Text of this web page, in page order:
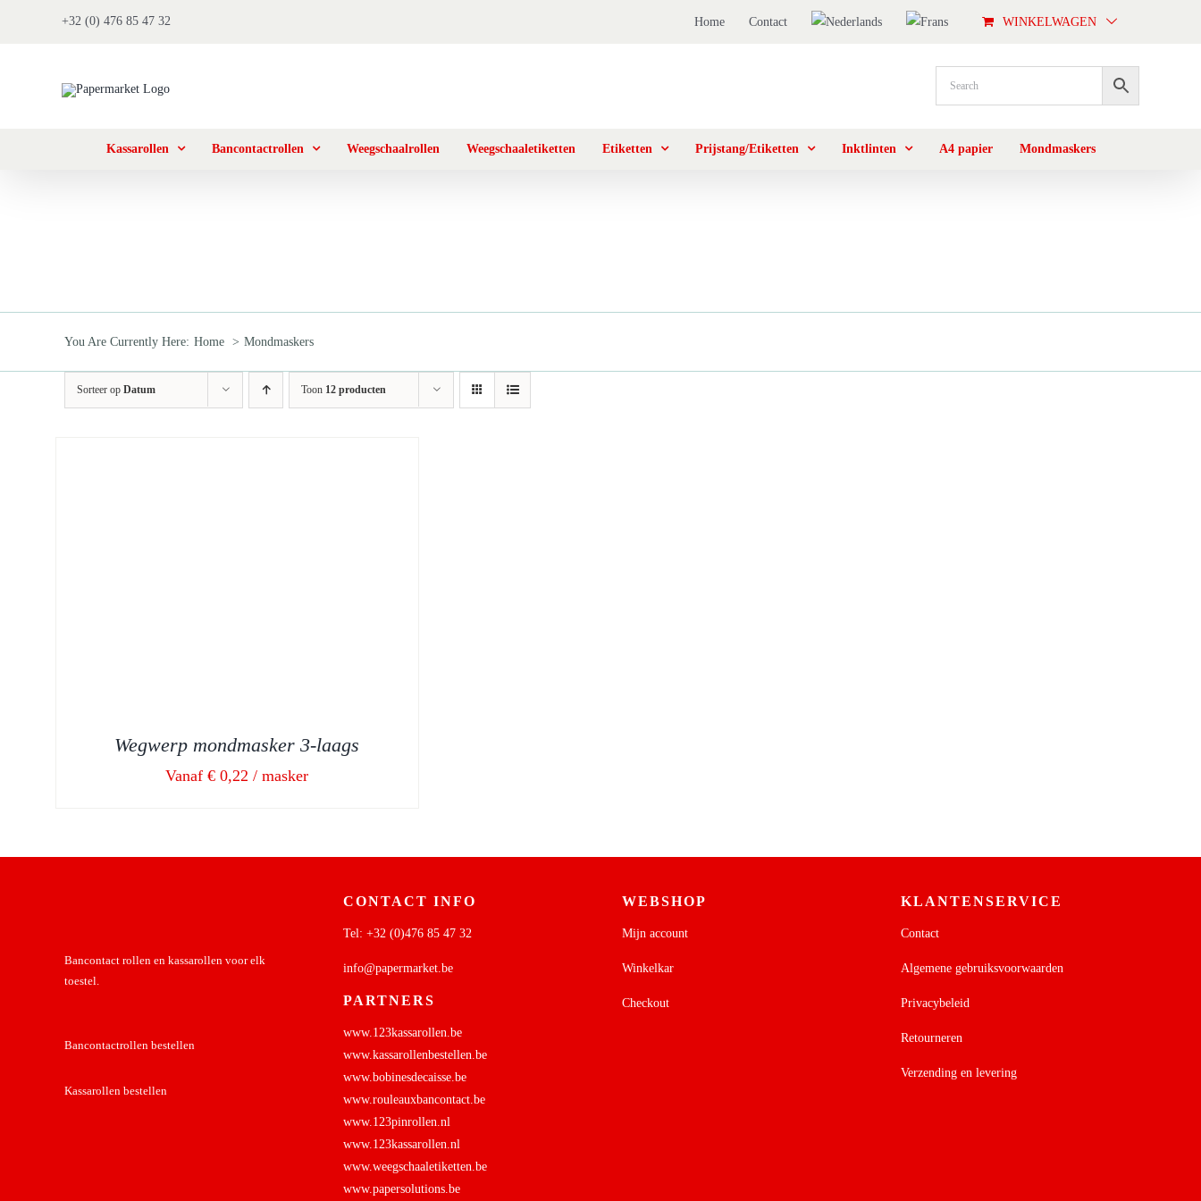
+32 (0) 476 85 47 32 Home Contact WINKELWAGEN
Kassarollen Bancontactrollen Weegschaalrollen Weegschaaletiketten Etiketten Prijstang/Etiketten Inktlinten A4 papier Mondmaskers
You Are Currently Here: Home Mondmaskers
Sorteer op Datum Toon 12 producten
Wegwerp mondmasker 3-laags
Vanaf € 0,22 / masker
Bancontact rollen en kassarollen voor elk
toestel.
Bancontactrollen bestellen
Kassarollen bestellen
CONTACT INFO
Tel: +32 (0)476 85 47 32
info@papermarket.be
PARTNERS
www.123kassarollen.be
www.kassarollenbestellen.be
www.bobinesdecaisse.be
www.rouleauxbancontact.be
www.123pinrollen.nl
www.123kassarollen.nl
www.weegschaaletiketten.be
www.papersolutions.be
WEBSHOP
Mijn account
Winkelkar
Checkout
KLANTENSERVICE
Contact
Algemene gebruiksvoorwaarden
Privacybeleid
Retourneren
Verzending en levering